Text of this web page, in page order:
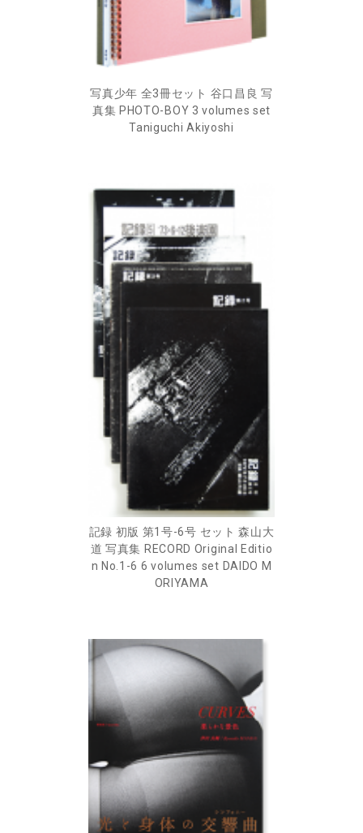
写真少年 全3冊セット 谷口昌良 写
真集 PHOTO-BOY 3 volumes set
Taniguchi Akiyoshi
記録 初版 第1号-6号 セット 森山大
道 写真集 RECORD Original Editio
n No.1-6 6 volumes set DAIDO M
ORIYAMA